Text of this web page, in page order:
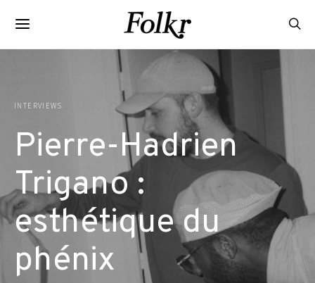
INTERVIEWS
Pierre-Hadrien
Trigano :
esthétique du
phénix